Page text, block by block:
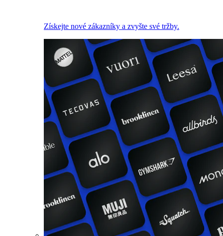
Získejte nové zákazníky a zvyšte své tržby.